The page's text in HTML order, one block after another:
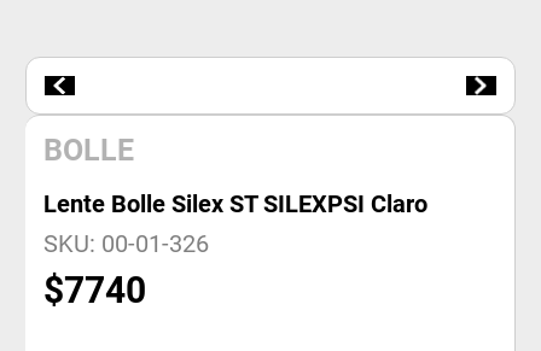
BOLLE
Lente Bolle Silex ST SILEXPSI Claro
SKU: 00-01-326
$7740